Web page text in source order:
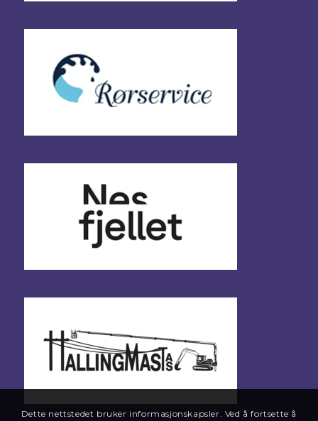
Dette nettstedet bruker informasjonskapsler. Ved å fortsette å